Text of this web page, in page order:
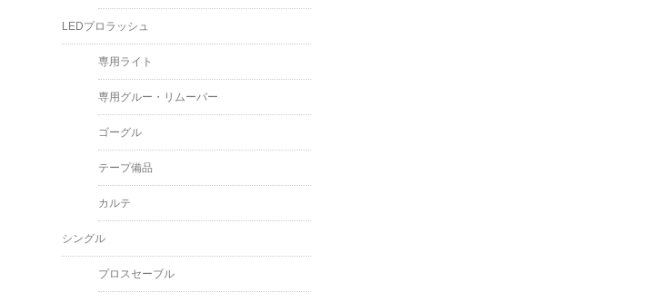
LEDプロラッシュ
専用ライト
専用グルー・リムーバー
ゴーグル
テープ備品
カルテ
シングル
プロスセーブル